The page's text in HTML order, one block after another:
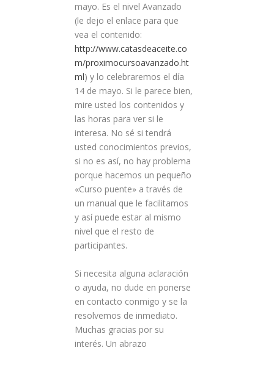
mayo. Es el nivel Avanzado
(le dejo el enlace para que
vea el contenido:
http://www.catasdeaceite.co
m/proximocursoavanzado.ht
ml) y lo celebraremos el día
14 de mayo. Si le parece bien,
mire usted los contenidos y
las horas para ver si le
interesa. No sé si tendrá
usted conocimientos previos,
si no es así, no hay problema
porque hacemos un pequeño
«Curso puente» a través de
un manual que le facilitamos
y así puede estar al mismo
nivel que el resto de
participantes.
Si necesita alguna aclaración
o ayuda, no dude en ponerse
en contacto conmigo y se la
resolvemos de inmediato.
Muchas gracias por su
interés. Un abrazo